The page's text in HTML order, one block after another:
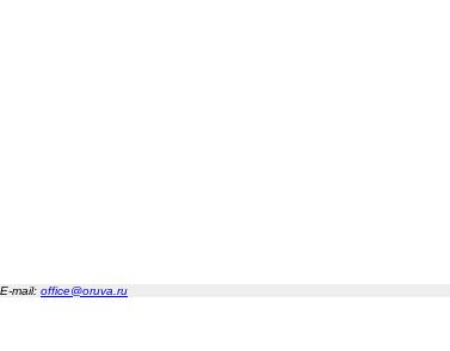
E-mail: office@oruva.ru